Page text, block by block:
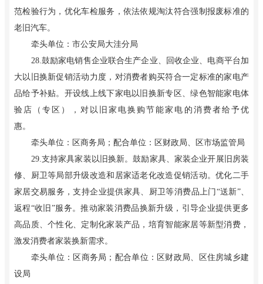
范检验行为，优化车检服务，依法依规淘汰符合强制报废标准的
老旧汽车。
牵头单位：市公安局大洼分局
28.鼓励家电销售企业联合生产企业、回收企业、电商平台加
大以旧换新促销活动力度，对消费者购买符合一定标准的家电产
品给予补贴。开设线上线下家电以旧换新专区、绿色智能家电体
验店（专区），对以旧家电换购节能家电的消费者给予优
惠。
牵头单位：区商务局；配合单位：区财政局、区市场监管局
29.支持家具家装以旧换新。鼓励家具、家装企业开展旧房装
修、厨卫等局部升级改造和居家适老化改造促销活动。优化二手
家居交易服务，支持企业提供家具、厨卫等消费品上门“送新”、
返程“收旧”服务。推动家装消费品换新升级，引导企业提供更多
高品质、个性化、定制化家装产品，培育智能家居等新型消费，
激发消费者家装换新需求。
牵头单位：区商务局；配合单位：区财政局、区住房城乡建
设局